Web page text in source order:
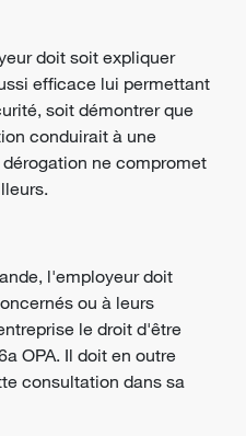
doit soit expliquer
efficace lui permettant
, soit démontrer que
conduirait à une
ne compromet
.
l'employeur doit
ou à leurs
le droit d'être
OPA. Il doit en outre
consultation dans sa